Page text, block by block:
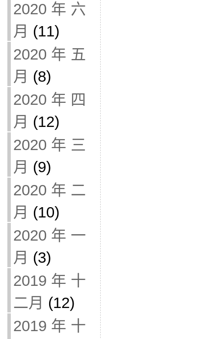
2020 年 六
月 (11)
2020 年 五
月 (8)
2020 年 四
月 (12)
2020 年 三
月 (9)
2020 年 二
月 (10)
2020 年 一
月 (3)
2019 年 十
二月 (12)
2019 年 十